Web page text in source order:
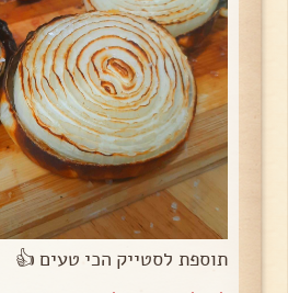
תוספת לסטייק הכי טעים 👍